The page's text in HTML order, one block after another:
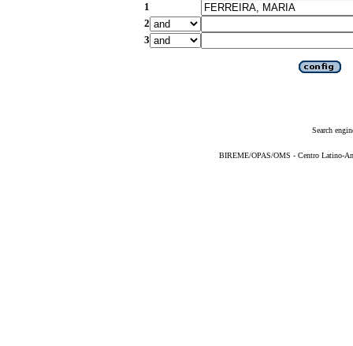
1
2
3
Search
BIREME/OPAS/OMS - Centro Latino-